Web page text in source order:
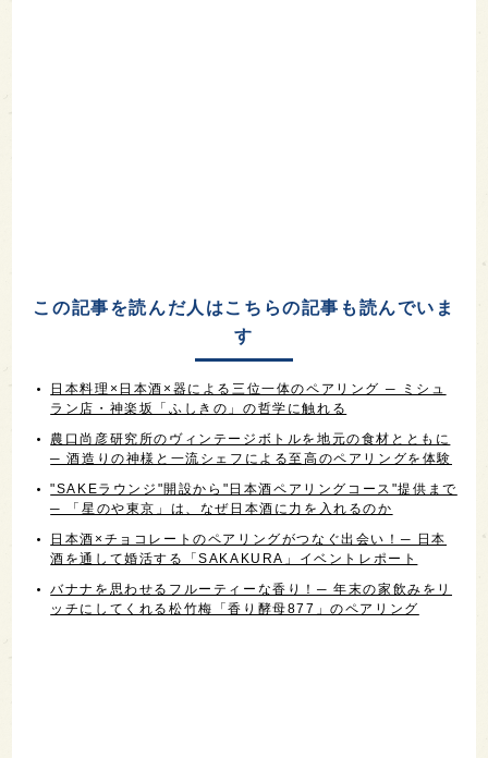
この記事を読んだ人はこちらの記事も読んでいま
す
日本料理×日本酒×器による三位一体のペアリング ─ ミシュ
ラン店・神楽坂「ふしきの」の哲学に触れる
農口尚彦研究所のヴィンテージボトルを地元の食材とともに
─ 酒造りの神様と一流シェフによる至高のペアリングを体験
"SAKEラウンジ"開設から"日本酒ペアリングコース"提供まで
─ 「星のや東京」は、なぜ日本酒に力を入れるのか
日本酒×チョコレートのペアリングがつなぐ出会い！─ 日本
酒を通して婚活する「SAKAKURA」イベントレポート
バナナを思わせるフルーティーな香り！─ 年末の家飲みをリ
ッチにしてくれる松竹梅「香り酵母877」のペアリング